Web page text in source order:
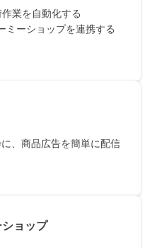
業を自動化する
ミーショップを連携する
、商品広告を簡単に配信
ョップ